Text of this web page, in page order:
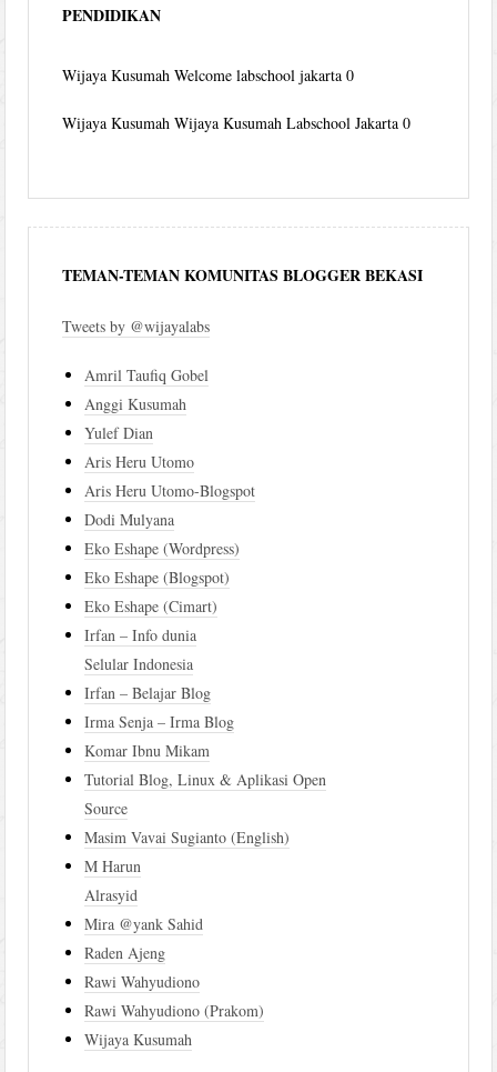
PENDIDIKAN
Wijaya Kusumah Welcome labschool jakarta 0
Wijaya Kusumah Wijaya Kusumah Labschool Jakarta 0
TEMAN-TEMAN KOMUNITAS BLOGGER BEKASI
Tweets by @wijayalabs
Amril Taufiq Gobel
Anggi Kusumah
Yulef Dian
Aris Heru Utomo
Aris Heru Utomo-Blogspot
Dodi Mulyana
Eko Eshape (Wordpress)
Eko Eshape (Blogspot)
Eko Eshape (Cimart)
Irfan – Info dunia
Selular Indonesia
Irfan – Belajar Blog
Irma Senja – Irma Blog
Komar Ibnu Mikam
Tutorial Blog, Linux & Aplikasi Open
Source
Masim Vavai Sugianto (English)
M Harun
Alrasyid
Mira @yank Sahid
Raden Ajeng
Rawi Wahyudiono
Rawi Wahyudiono (Prakom)
Wijaya Kusumah